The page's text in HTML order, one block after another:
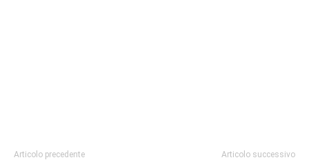
Articolo precedente Articolo successivo